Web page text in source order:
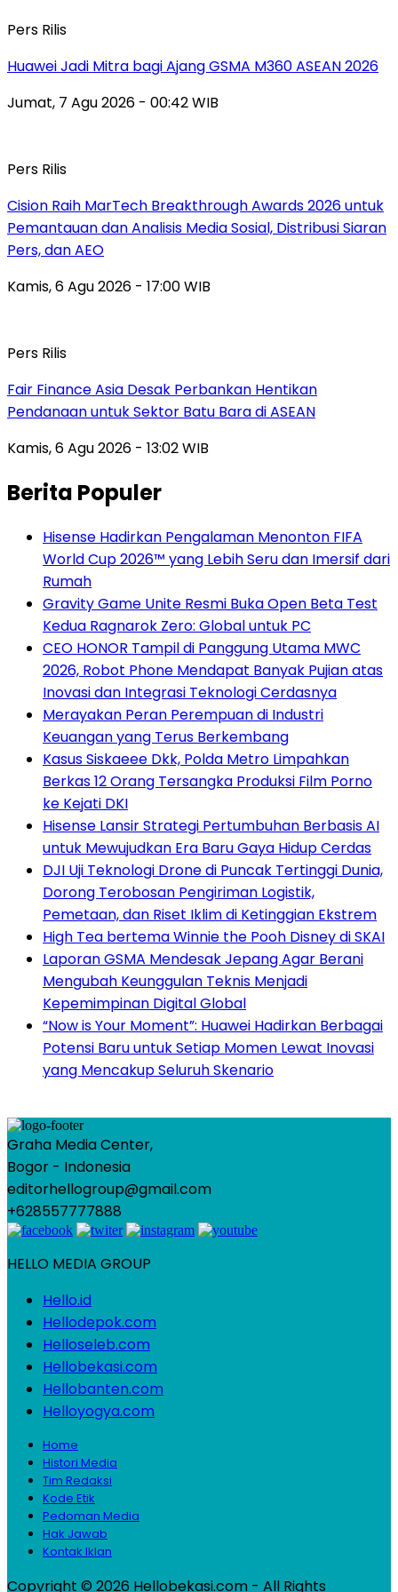
Pers Rilis
Huawei Jadi Mitra bagi Ajang GSMA M360 ASEAN 2026
Jumat, 7 Agu 2026 - 00:42 WIB
Pers Rilis
Cision Raih MarTech Breakthrough Awards 2026 untuk
Pemantauan dan Analisis Media Sosial, Distribusi Siaran
Pers, dan AEO
Kamis, 6 Agu 2026 - 17:00 WIB
Pers Rilis
Fair Finance Asia Desak Perbankan Hentikan
Pendanaan untuk Sektor Batu Bara di ASEAN
Kamis, 6 Agu 2026 - 13:02 WIB
Berita Populer
Hisense Hadirkan Pengalaman Menonton FIFA
World Cup 2026™ yang Lebih Seru dan Imersif dari
Rumah
Gravity Game Unite Resmi Buka Open Beta Test
Kedua Ragnarok Zero: Global untuk PC
CEO HONOR Tampil di Panggung Utama MWC
2026, Robot Phone Mendapat Banyak Pujian atas
Inovasi dan Integrasi Teknologi Cerdasnya
Merayakan Peran Perempuan di Industri
Keuangan yang Terus Berkembang
Kasus Siskaeee Dkk, Polda Metro Limpahkan
Berkas 12 Orang Tersangka Produksi Film Porno
ke Kejati DKI
Hisense Lansir Strategi Pertumbuhan Berbasis AI
untuk Mewujudkan Era Baru Gaya Hidup Cerdas
DJI Uji Teknologi Drone di Puncak Tertinggi Dunia,
Dorong Terobosan Pengiriman Logistik,
Pemetaan, dan Riset Iklim di Ketinggian Ekstrem
High Tea bertema Winnie the Pooh Disney di SKAI
Laporan GSMA Mendesak Jepang Agar Berani
Mengubah Keunggulan Teknis Menjadi
Kepemimpinan Digital Global
“Now is Your Moment”: Huawei Hadirkan Berbagai
Potensi Baru untuk Setiap Momen Lewat Inovasi
yang Mencakup Seluruh Skenario
Graha Media Center,
Bogor - Indonesia
editorhellogroup@gmail.com
+628557777888
HELLO MEDIA GROUP
Hello.id
Hellodepok.com
Helloseleb.com
Hellobekasi.com
Hellobanten.com
Helloyogya.com
Home
Histori Media
Tim Redaksi
Kode Etik
Pedoman Media
Hak Jawab
Kontak Iklan
Copyright © 2026 Hellobekasi.com - All Rights